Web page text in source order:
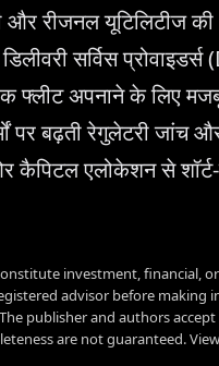
और रीजनल यूटिलिटीज की
सर्विस प्रोवाइडर्स
फ्लीट अपनाने के लिए
पर बढ़ती रेगुलेटरी जांच
कैपिटल एलोकेशन से शॉर्ट-
investment, financial,
advisor before making
publisher and authors
are not guaranteed.